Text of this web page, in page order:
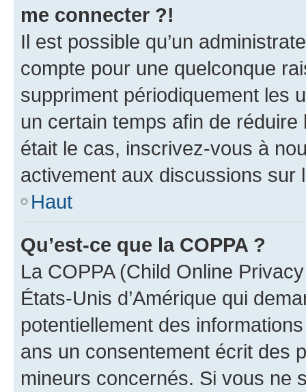
me connecter ?!
Il est possible qu’un
compte pour une quelconque
suppriment périodiquement les
un certain temps afin de
était le cas, inscrivez-vous à
activement aux discussions sur
Haut
Qu’est-ce que la COPPA ?
La COPPA (Child Online
États-Unis d’Amérique qui
potentiellement des
ans un consentement écrit des
mineurs concernés. Si vous ne